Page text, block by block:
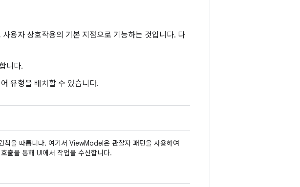
용자 상호작용의 기본 지점으로 기능하는 것입니다. 다
니다.
유형을 배치할 수 있습니다.
칙을 따릅니다. 여기서 ViewModel은 관찰자 패턴을 사용하여
출을 통해 UI에서 작업을 수신합니다.